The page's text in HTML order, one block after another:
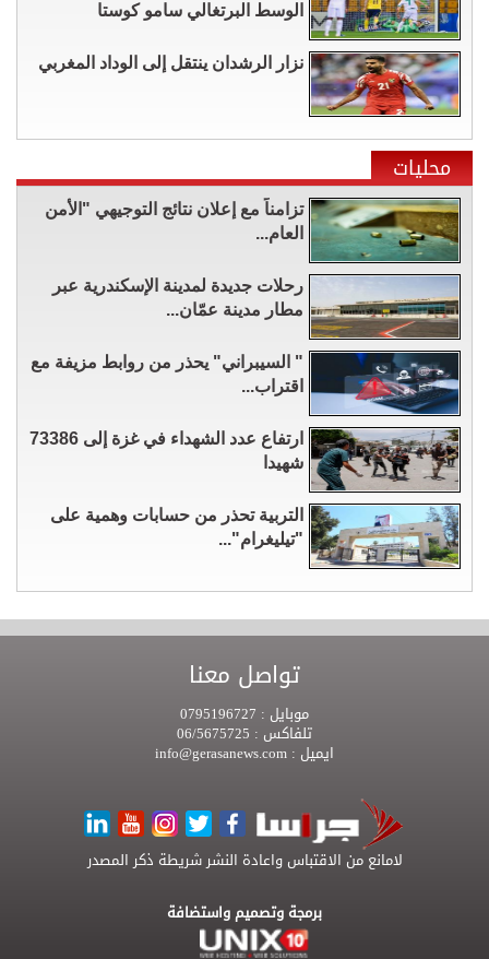
الوسط البرتغالي سامو كوستا
نزار الرشدان ينتقل إلى الوداد المغربي
محليات
تزامناً مع إعلان نتائج التوجيهي "الأمن
العام...
رحلات جديدة لمدينة الإسكندرية عبر
مطار مدينة عمّان...
" السيبراني" يحذر من روابط مزيفة مع
اقتراب...
ارتفاع عدد الشهداء في غزة إلى 73386
شهيدا
التربية تحذر من حسابات وهمية على
"تيليغرام"...
تواصل معنا
موبايل :
تلفاكس :
ايميل :
لامانع من الاقتباس واعادة النشر شريطة ذكر المصدر
برمجة وتصميم واستضافة